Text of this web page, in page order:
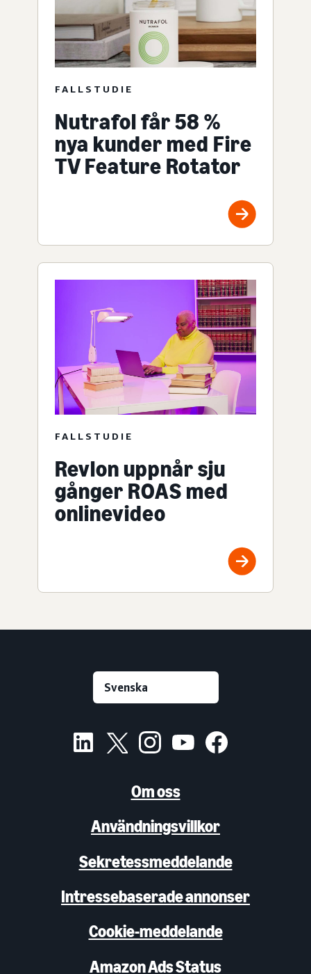
FALLSTUDIE
Nutrafol får 58 %
nya kunder med Fire
TV Feature Rotator
FALLSTUDIE
Revlon uppnår sju
gånger ROAS med
onlinevideo
Om oss
Användningsvillkor
Sekretessmeddelande
Intressebaserade annonser
Cookie-meddelande
Amazon Ads Status